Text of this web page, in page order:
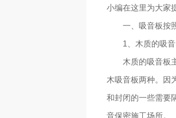
小编在这里为大家
一、吸音板按
1、木质的吸音
木质的吸音板
木吸音板两种。因
和封闭的一些需要
音保密施工场所。